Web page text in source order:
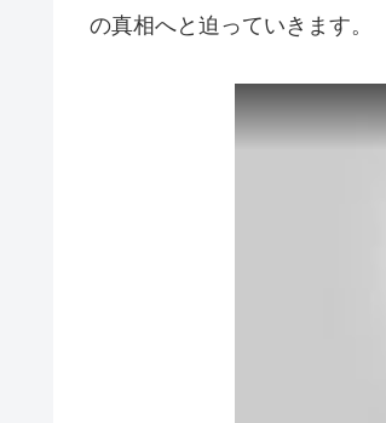
の真相へと迫っていきます。